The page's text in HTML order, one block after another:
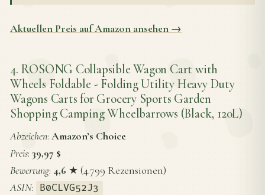
Aktuellen Preis auf Amazon ansehen →
4. ROSONG Collapsible Wagon Cart with
Wheels Foldable - Folding Utility Heavy Duty
Wagons Carts for Grocery Sports Garden
Shopping Camping Wheelbarrows (Black, 120L)
Abzeichen: Amazon’s Choice
Preis: 39,97 $
Bewertung: 4,6 ★ (4.799 Rezensionen)
ASIN: B0CLVG52J3